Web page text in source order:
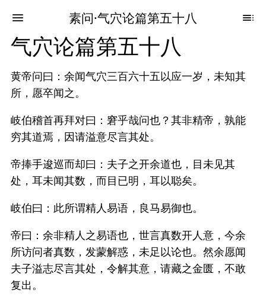
素问·气穴论篇第五十八
气穴论篇第五十八
黄帝问曰：余闻气穴三百六十五以应一岁，未知其
所，愿卒闻之。
岐伯稽首再拜对曰：窘乎哉问也？其非精帝，孰能
穷其道焉，因请溢意尽言其处。
帝捧手逡巡而却曰：夫子之开余道也，目未见其
处，耳未闻其数，而目已明，耳以聪矣。
岐伯曰：此所谓精人易语，良马易御也。
帝曰：余非精人之易语也，世言真数开人意，今余
所访问者真数，发蒙解惑，未足以论也。然余愿闻
夫子溢志尽言其处，令解其意，请藏之金匮，不敢
复出。